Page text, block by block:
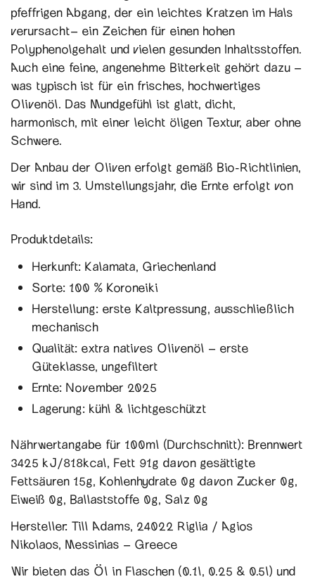
pfeffrigen Abgang, der ein leichtes Kratzen im Hals
verursacht– ein Zeichen für einen hohen
Polyphenolgehalt und vielen gesunden Inhaltsstoffen.
Auch eine feine, angenehme Bitterkeit gehört dazu –
was typisch ist für ein frisches, hochwertiges
Olivenöl. Das Mundgefühl ist glatt, dicht,
harmonisch, mit einer leicht öligen Textur, aber ohne
Schwere.
Der Anbau der Oliven erfolgt gemäß Bio-Richtlinien,
wir sind im 3. Umstellungsjahr, die Ernte erfolgt von
Hand.
Produktdetails:
Herkunft: Kalamata, Griechenland
Sorte: 100 % Koroneiki
Herstellung: erste Kaltpressung, ausschließlich
mechanisch
Qualität: extra natives Olivenöl – erste
Güteklasse, ungefiltert
Ernte: November 2025
Lagerung: kühl & lichtgeschützt
Nährwertangabe für 100ml (Durchschnitt): Brennwert
3425 kJ/818kcal, Fett 91g davon gesättigte
Fettsäuren 15g, Kohlenhydrate 0g davon Zucker 0g,
Eiweiß 0g, Ballaststoffe 0g, Salz 0g
Hersteller: Till Adams, 24022 Riglia / Agios
Nikolaos, Messinias – Greece
Wir bieten das Öl in Flaschen (0.1l, 0.25 & 0.5l) und